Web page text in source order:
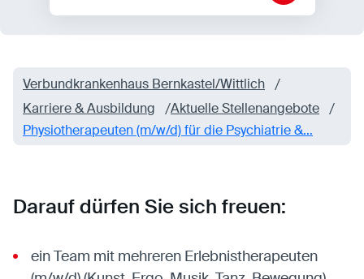
Verbundkrankenhaus Bernkastel/Wittlich
Karriere & Ausbildung
Aktuelle Stellenangebote
Physiotherapeuten (m/w/d) für die Psychiatrie &…
Darauf dürfen Sie sich freuen:
ein Team mit mehreren Erlebnistherapeuten